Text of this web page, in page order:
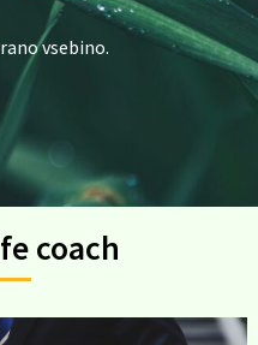
vsebino.
coach